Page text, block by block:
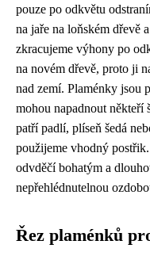
pouze po odkvětu
na jaře na loňském dřevě
zkracujeme výhony po
na novém dřevě, proto ji
nad zemí. Plaménky jsou
mohou napadnout někteří
patří padlí, plíseň šedá
použijeme vhodný
odvděčí bohatým a
nepřehlédnutelnou
Řez plaménků